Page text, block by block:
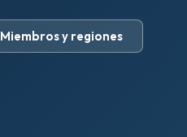
Miembros y regiones